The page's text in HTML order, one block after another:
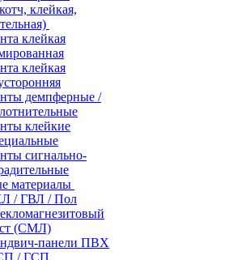
клейкая,
клейкая
клейкая
демпферные /
клейкие
сигнально-
материалы
/ ГВЛ / Пол
(СМЛ)
панели ПВХ
/ ГСП